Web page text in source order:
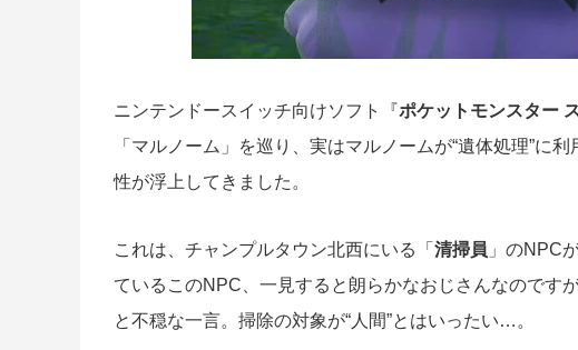
ニンテンドースイッチ向けソフト『ポケットモンスター
「マルノーム」を巡り、 実はマルノームが“遺体処理”に
性が浮上してきました。
これは、チャンプルタウン北西にいる「清掃員 」のNPC
ているこのNPC、一見すると朗らかなおじさんなのです
と不穏な一言。掃除の対象が“人間”とはいったい…。